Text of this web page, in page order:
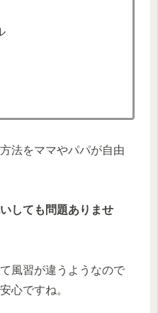
法をママやパパが自由
しても問題ありませ
風習が違うようなので
心ですね。